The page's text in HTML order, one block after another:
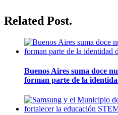
Related Post.
Buenos Aires suma doce
forman parte de la